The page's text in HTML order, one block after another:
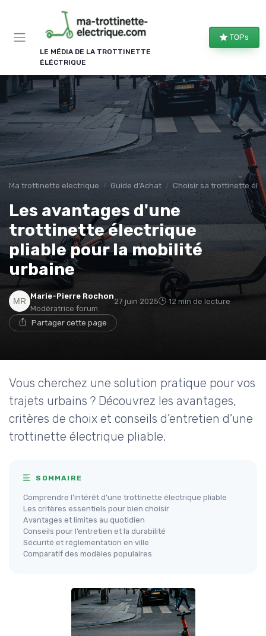
LE MÉDIA DE LA TROTTINETTE
ÉLÉCTRIQUE
TOPs
Ma trottinette electrique Guide d'Achat Choisir sa trottinette
Les avantages d'une
trottinette électrique
pliable pour la mobilité
urbaine
Marie-Pierre Rochon
Modératrice forum
27 juin 2025 12 min de lecture
Partager cette page
Vous cherchez une solution pratique pour vos
trajets urbains ? Découvrez les avantages,
critères de choix et conseils d’entretien d’une
trottinette électrique pliable.
SOMMAIRE
Comprendre l’intérêt d’une trottinette électrique pliable
Les critères essentiels pour bien choisir
Avantages et limites au quotidien
Conseils pour l’entretien et la durabilité
Sécurité et réglementation en ville
Comparatif des modèles populaires